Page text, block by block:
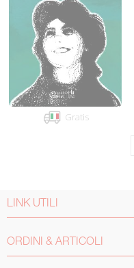
Gratis
LINK UTILI
ORDINI & ARTICOLI